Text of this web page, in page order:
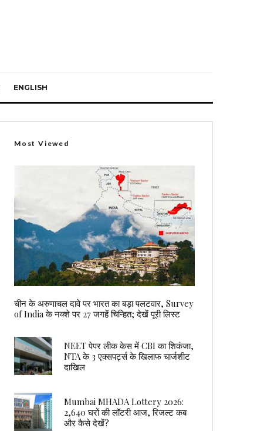
ENGLISH
Most Viewed
चीन के अरुणाचल दावे पर भारत का बड़ा पलटवार, Survey
of India के नक्शे पर 27 जगहें चिन्हित; देखें पूरी लिस्ट
NEET पेपर लीक केस में CBI का शिकंजा,
NTA के 3 एक्सपर्ट्स के खिलाफ चार्जशीट
दाखिल
Mumbai MHADA Lottery 2026:
2,640 घरों की लॉटरी आज, रिजल्ट कब
और कैसे देखें?